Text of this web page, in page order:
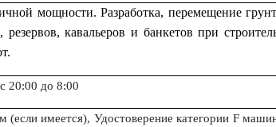
мощности. Разработка, перемещение
кавальеров и банкетов при
20:00 до 8:00
(если имеется), Удостоверение категории F